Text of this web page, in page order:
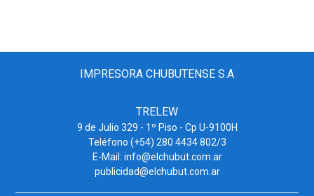
IMPRESORA CHUBUTENSE S.A
TRELEW
9 de Julio 329 - 1º Piso - Cp U-9100H
Teléfono (+54) 280 4434 802/3
E-Mail: info@elchubut.com.ar
publicidad@elchubut.com.ar